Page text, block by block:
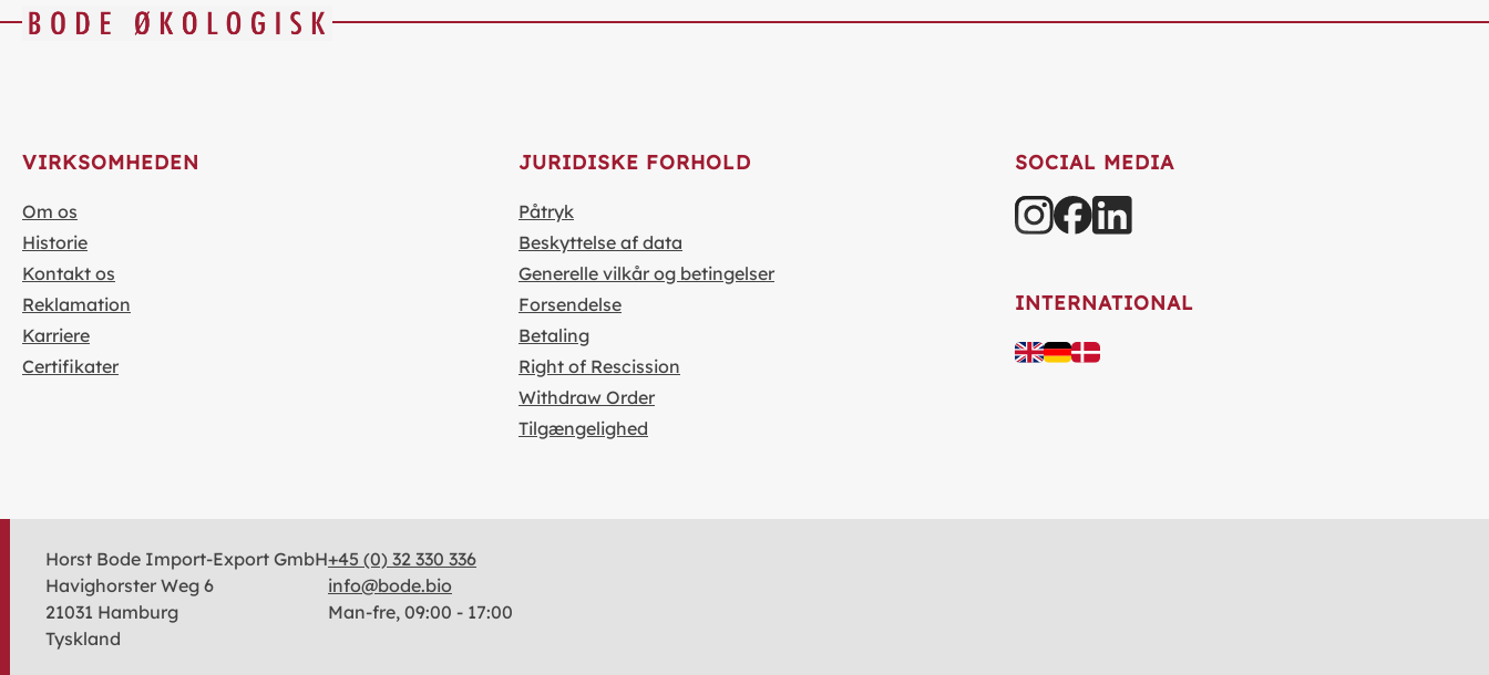
VIRKSOMHEDEN
Om os
Historie
Kontakt os
Reklamation
Karriere
Certifikater
JURIDISKE FORHOLD
Påtryk
Beskyttelse af data
Generelle vilkår og betingelser
Forsendelse
Betaling
Right of Rescission
Withdraw Order
Tilgængelighed
SOCIAL MEDIA
INTERNATIONAL
Horst Bode Import-Export GmbH
Havighorster Weg 6
21031 Hamburg
Tyskland
+45 (0) 32 330 336
info@bode.bio
Man-fre, 09:00 - 17:00